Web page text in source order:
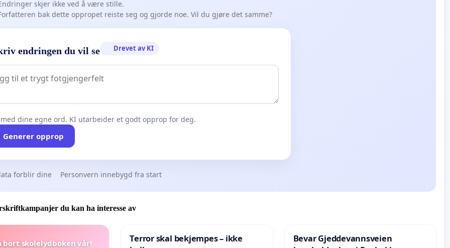
skjer ikke ved å være stille.
bak dette oppropet reiste seg og gjorde noe. Vil du gjøre det samme?
endringen du vil se Drevet av KI
dine egne ord. KI utarbeider et godt opprop for deg.
Generer opprop
forblir dine Personvern innebygd fra start
du kan ha interesse av
bort skolelydboken vår!
Terror skal bekjempes – ikke
Bevar Gjeddevannsveien